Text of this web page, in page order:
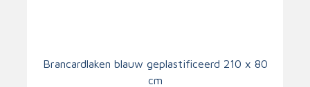
Brancardlaken blauw geplastificeerd 210 x 80
cm